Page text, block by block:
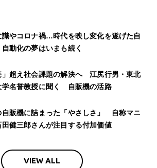
識やコロナ禍…時代を映し変化を遂げた自
動化の夢はいまも続く
」超え社会課題の解決へ 江尻行男・東北
学名誉教授に聞く 自販機の活路
自販機に詰まった「やさしさ」 自称マニ
田健三郎さんが注目する付加価値
VIEW ALL